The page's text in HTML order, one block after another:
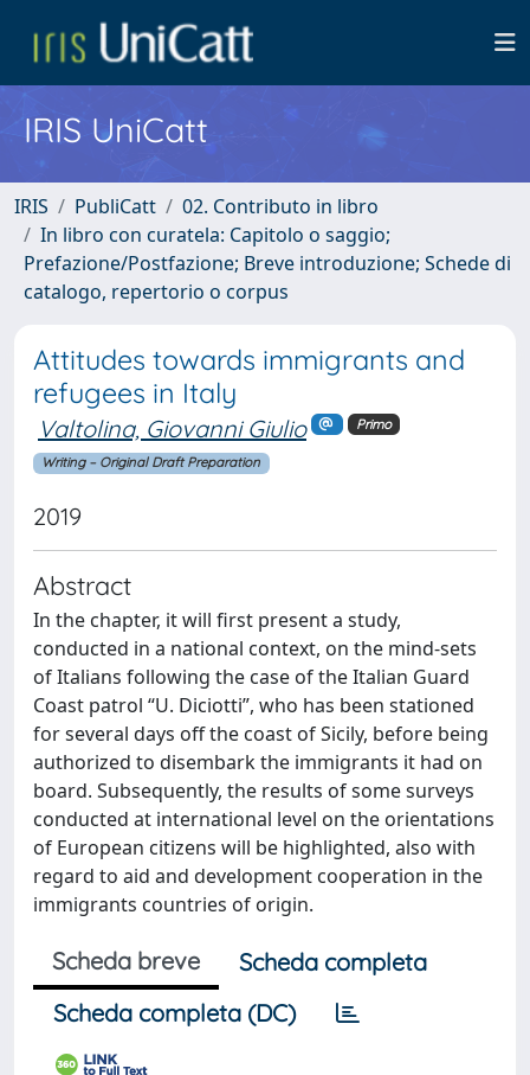
IRIS UniCatt
IRIS PubliCatt
02. Contributo in libro
In libro con curatela: Capitolo o saggio;
Prefazione/Postfazione; Breve introduzione; Schede di
catalogo, repertorio o corpus
Attitudes towards immigrants and
refugees in Italy
Valtolina, Giovanni Giulio Primo
Writing – Original Draft Preparation
2019
Abstract
In the chapter, it will first present a study,
conducted in a national context, on the mind-sets
of Italians following the case of the Italian Guard
Coast patrol “U. Diciotti”, who has been stationed
for several days off the coast of Sicily, before being
authorized to disembark the immigrants it had on
board. Subsequently, the results of some surveys
conducted at international level on the orientations
of European citizens will be highlighted, also with
regard to aid and development cooperation in the
immigrants countries of origin.
Scheda breve
Scheda completa
Scheda completa (DC)